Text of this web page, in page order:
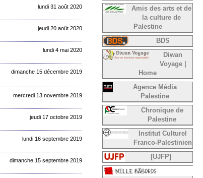
lundi 31 août 2020
jeudi 20 août 2020
lundi 4 mai 2020
dimanche 15 décembre 2019
mercredi 13 novembre 2019
jeudi 17 octobre 2019
lundi 16 septembre 2019
dimanche 15 septembre 2019
Amis des arts et de
la culture de
Palestine
BDS
Diwan
Voyage |
Home
Agence Média
Palestine
Chronique de
Palestine
Institut Culturel
Franco-Palestinien
[UJFP]